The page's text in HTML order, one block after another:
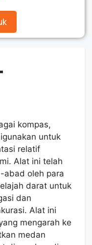
kompas,
untuk
relatif
Alat ini telah
abad oleh para
darat untuk
dan
Alat ini
mengarah ke
medan